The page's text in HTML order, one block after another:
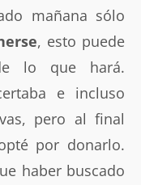
mañana sólo
, esto puede
lo que hará.
e incluso
pero al final
por donarlo.
haber buscado